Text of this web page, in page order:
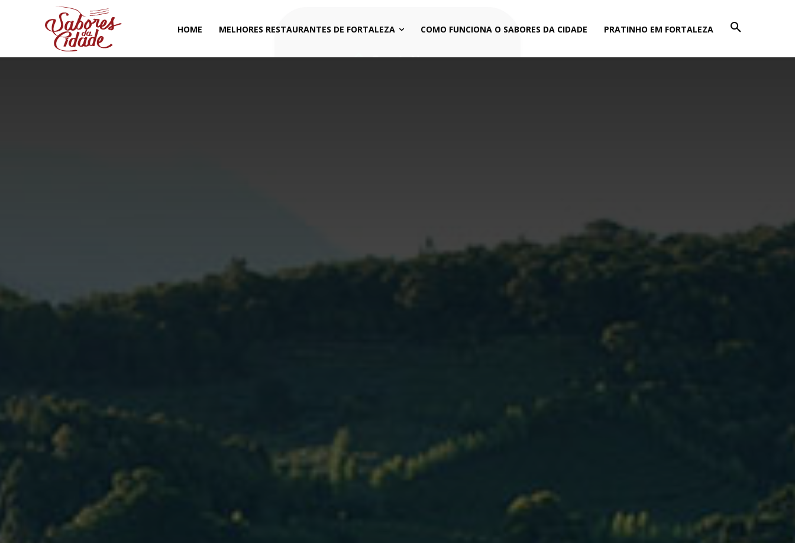
HOME MELHORES RESTAURANTES DE FORTALEZA COMO FUNCIONA O SABORES DA CIDADE PRATINHO EM FORTALEZA